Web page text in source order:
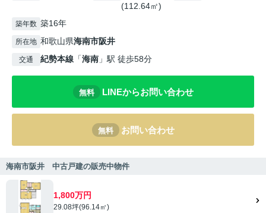
(112.64㎡)
築年数 築16年
所在地 和歌山県海南市阪井
交通 紀勢本線 「海南 」駅 徒歩58分
無料 LINEからお問い合わせ
無料 お問い合わせ
海南市阪井 中古戸建の販売中物件
1,800万円
29.08坪(96.14㎡)